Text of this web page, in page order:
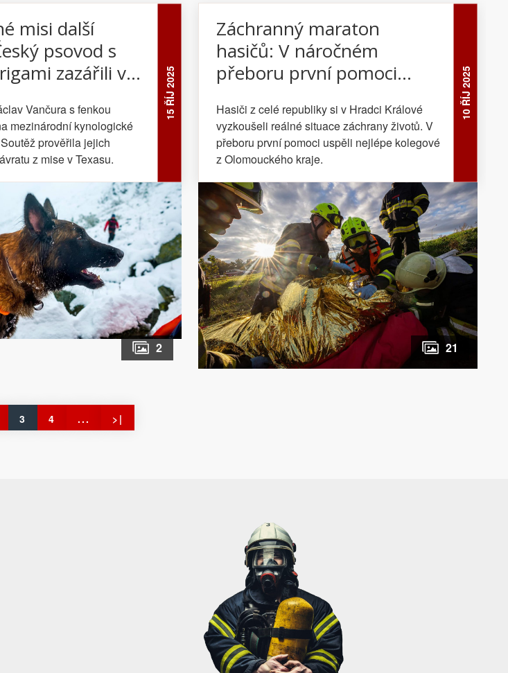
15 ŘÍJ 2025
misi další
psovod s
zazářili v
Vančura s fenkou
mezinárodní kynologické
prověřila jejich
z mise v Texasu.
2
10 ŘÍJ 2025
Záchranný maraton
hasičů: V náročném
přeboru první pomoci
Olomouckého kraje
Hasiči z celé republiky si v Hradci Králové
vyzkoušeli reálné situace záchrany životů. V
přeboru první pomoci uspěli nejlépe kolegové
z Olomouckého kraje.
21
3 4 ... >|